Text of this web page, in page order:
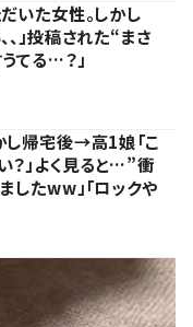
いた女性。しかし
」投稿された“まさ
てる…？」
し帰宅後→高1娘「こ
？」よく見ると…”衝
したww」「ロックや